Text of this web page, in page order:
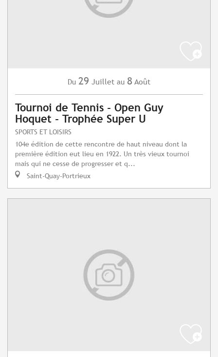
Du 29 Juillet au 8 Août
Tournoi de Tennis - Open Guy
Hoquet - Trophée Super U
SPORTS ET LOISIRS
104e édition de cette rencontre de haut niveau dont la
première édition eut lieu en 1922. Un très vieux tournoi
mais qui ne cesse de progresser et q...
Saint-Quay-Portrieux